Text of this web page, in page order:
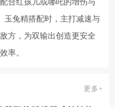
合红孩儿或哪吒的增伤与
玉兔精搭配时，主打减速与
方，为双输出创造更安全
率。
更多+